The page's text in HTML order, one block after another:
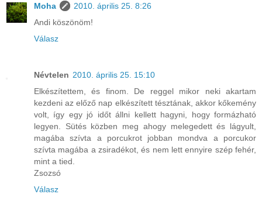
Moha
2010. április 25. 8:26
Andi köszönöm!
Válasz
Névtelen 2010. április 25. 15:10
Elkészítettem, és finom. De reggel mikor neki akartam
kezdeni az előző nap elkészített tésztának, akkor kőkemény
volt, így egy jó időt állni kellett hagyni, hogy formázható
legyen. Sütés közben meg ahogy melegedett és lágyult,
magába szívta a porcukrot jobban mondva a porcukor
szívta magába a zsiradékot, és nem lett ennyire szép fehér,
mint a tied.
Zsozsó
Válasz